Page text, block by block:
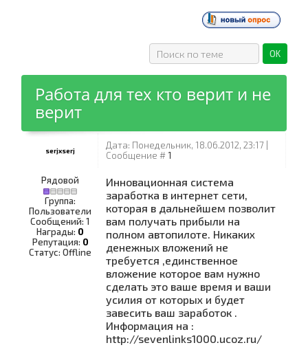
Работа для тех кто верит и не
верит
serjxserj
Дата: Понедельник, 18.06.2012, 23:17 |
Сообщение #1
Рядовой
Группа:
Пользователи
Сообщений: 1
Награды: 0
Репутация: 0
Статус: Offline
Инновационная система
заработка в интернет сети,
которая в дальнейшем позволит
вам получать прибыли на
полном автопилоте. Никаких
денежных вложений не
требуется ,единственное
вложение которое вам нужно
сделать это ваше время и ваши
усилия от которых и будет
завесить ваш заработок .
Информация на :
http://sevenlinks1000.ucoz.ru/